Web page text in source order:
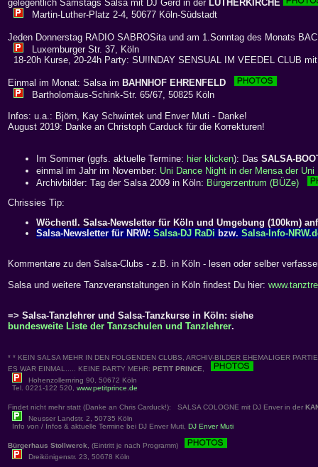
gelegentlich Samstags Salsa mit DJ Gerd in der LUTHERKIRCHE
Martin-Luther-Platz 2-4, 50677 Köln-Südstadt
Jeden Donnerstag RADIO SABROSita und am 1.Sonntag des Monats
Luxemburger Str. 37, Köln
18-20h Kurse, 20-24h Party: SU!!NDAY SENSUAL IM VEEDEL CLUB
Einmal im Monat: Salsa im BAHNHOF EHRENFELD
Bartholomäus-Schink-Str. 65/67, 50825 Köln
Infos: u.a.: Björn, Kay Schwintek und Enver Muti - Danke!
August 2019: Danke an Christoph Carduck für die Korrekturen!
Im Sommer (ggfs. aktuelle Termine: hier klicken): Das SALSA-
einmal im Jahr im November: Uni Dance Night in der Mensa der
Archivbilder: Tag der Salsa 2009 in Köln: Bürgerzentrum (BÜZe)
Chrissies Tip:
Wöchentl. Salsa-Newsletter für Köln und Umgebung (100km)
Salsa-Newsletter für NRW: Salsa-DJ RaDi bzw. Salsa-Info-
Kommentare zu den Salsa-Clubs - z.B. in Köln - lesen oder selber
Salsa und weitere Tanzveranstaltungen in Köln findest Du hier:
=> Salsa-Tanzlehrer und Salsa-Tanzkurse in Köln: siehe
bundesweite Liste der Tanzschulen und Tanzlehrer.
* * KEIN SALSA MEHR IN DEN FOLGENDEN CLUBS, ARCHIV-BILDER EHEMALIGER
ES WAR EINMAL..... KEINE PARTY MEHR: PETIT PRINCE,
Hohenzollernring 90, 50672 Köln
Tel. 0221-122 520, www.petitprince.de
Findet nicht mehr statt (Danke an Chris Carduck!): SALSA COLOGNE mit DJ Enver in der
Neusser Landstr. 2, 50735 Köln
Info von / Infos & aktuelle Termine bei DJ Enver Muti, DJ Enver Muti
Bürgerhaus Stollwerck, (Eintritt je nach Programm)
Dreikönigenstr. 23, 50678 Köln